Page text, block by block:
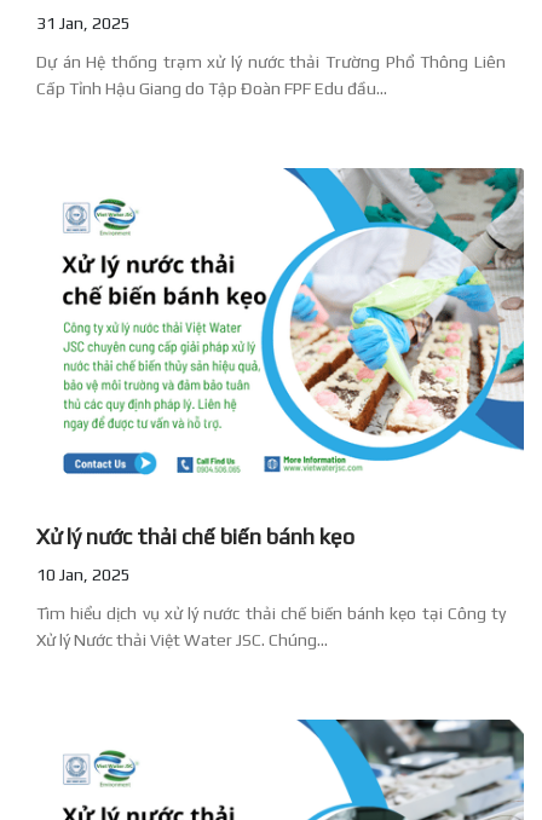
31 Jan, 2025
Dự án Hệ thống trạm xử lý nước thải Trường Phổ Thông Liên
Cấp Tỉnh Hậu Giang do Tập Đoàn FPF Edu đầu...
Xử lý nước thải chế biến bánh kẹo
10 Jan, 2025
Tìm hiểu dịch vụ xử lý nước thải chế biến bánh kẹo tại Công ty
Xử lý Nước thải Việt Water JSC. Chúng...